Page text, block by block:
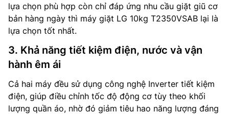
lựa chọn phù hợp còn chỉ đáp ứng nhu cầu giặt giũ cơ
bản hàng ngày thì máy giặt LG 10kg T2350VSAB lại là
lựa chọn tốt nhất.
3. Khả năng tiết kiệm điện, nước và vận
hành êm ái
Cả hai máy đều sử dụng công nghệ Inverter tiết kiệm
điện, giúp điều chỉnh tốc độ động cơ tùy theo khối
lượng quần áo, nhờ đó giảm tiêu hao năng lượng đáng